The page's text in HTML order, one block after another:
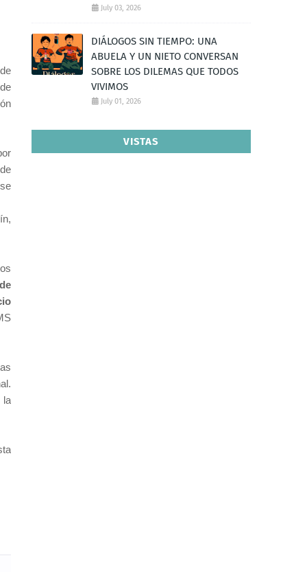
la
July 03, 2026
DIÁLOGOS SIN TIEMPO: UNA
ABUELA Y UN NIETO CONVERSAN
SOBRE LOS DILEMAS QUE TODOS
VIVIMOS
July 01, 2026
VISTAS